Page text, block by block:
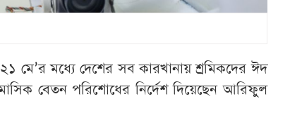
মধ্যে দেশের সব কারখানায় শ্রমিকদের ঈদ
বেতন পরিশোধের নির্দেশ দিয়েছেন আরিফুল